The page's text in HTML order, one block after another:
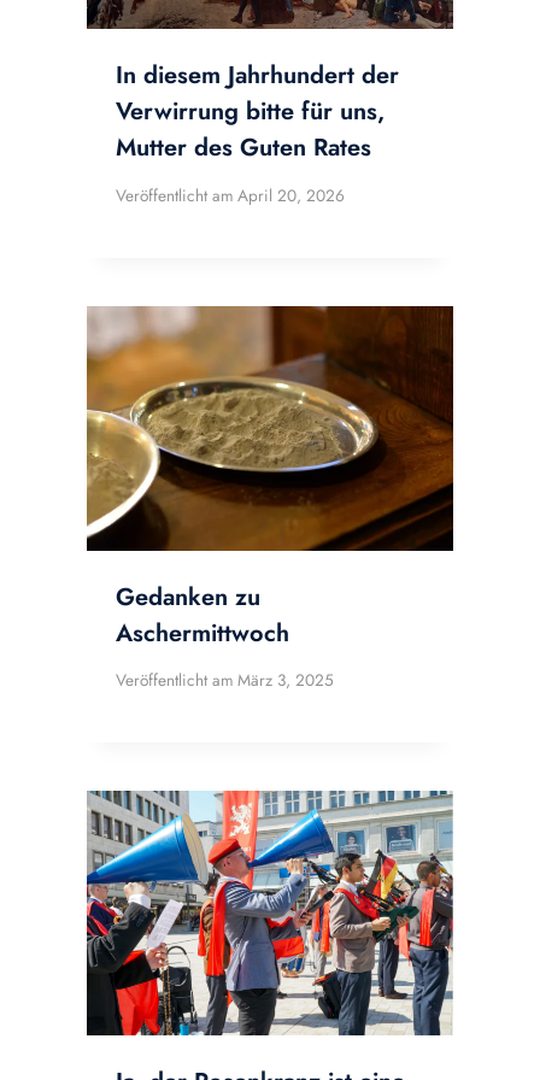
In diesem Jahrhundert der
Verwirrung bitte für uns,
Mutter des Guten Rates
Veröffentlicht am April 20, 2026
Gedanken zu
Aschermittwoch
Veröffentlicht am März 3, 2025